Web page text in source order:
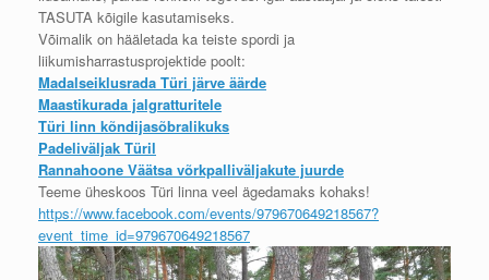
TASUTA kõigile kasutamiseks.
Võimalik on hääletada ka teiste spordi ja
liikumisharrastusprojektide poolt:
Madalseiklusrada Türi järve äärde
Maastikurada jalgratturitele
Türi linn kõndijasõbralikuks
Padeliväljak Türil
Rannahoone Väätsa võrkpalliväljakute juurde
Teeme üheskoos Türi linna veel ägedamaks kohaks!
https://www.facebook.com/events/979670649218567?
event_time_id=979670649218567